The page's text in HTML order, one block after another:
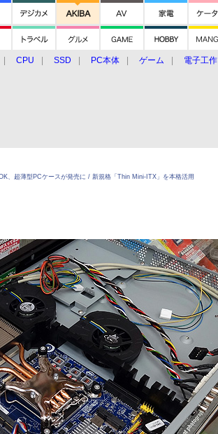
CPU SSD PC本体 ゲーム 電子工作
、超薄型PCケースが発売に / 新規格「Thin Mini-ITX」を本格活用